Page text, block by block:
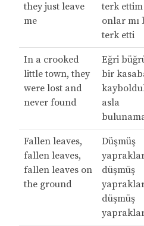
they just leave
me
terk
onlar mı
terk etti
In a crooked
little town, they
were lost and
never found
Eğri
bir
asla
Fallen leaves,
fallen leaves,
fallen leaves on
the ground
Düşmüş
düşmüş
düşmüş